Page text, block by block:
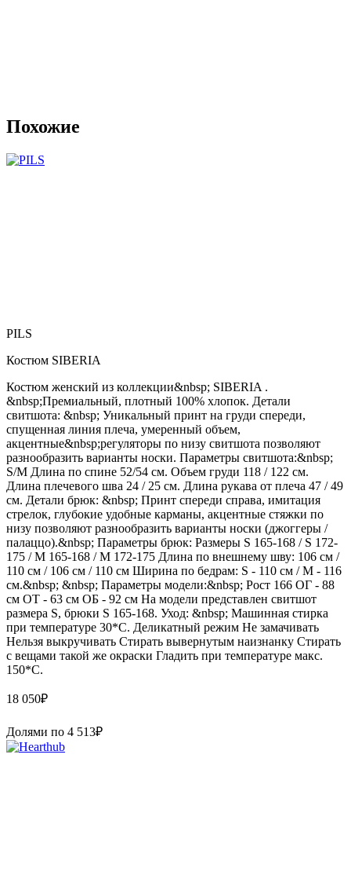
Похожие
PILS
Костюм SIBERIA
Костюм женский из коллекции&nbsp; SIBERIA .
&nbsp;Премиальный, плотный 100% хлопок. Детали
свитшота: &nbsp; Уникальный принт на груди спереди,
спущенная линия плеча, умеренный объем,
акцентные&nbsp;регуляторы по низу свитшота позволяют
разнообразить варианты носки. Параметры свитшота:&nbsp;
S/M Длина по спине 52/54 см. Объем груди 118 / 122 см.
Длина плечевого шва 24 / 25 см. Длина рукава от плеча 47 / 49
см. Детали брюк: &nbsp; Принт спереди справа, имитация
стрелок, глубокие удобные карманы, акцентные стяжки по
низу позволяют разнообразить варианты носки (джоггеры /
палаццо).&nbsp; Параметры брюк: Размеры S 165-168 / S 172-
175 / М 165-168 / М 172-175 Длина по внешнему шву: 106 см /
110 см / 106 см / 110 см Ширина по бедрам: S - 110 см / М - 116
см.&nbsp; &nbsp; Параметры модели:&nbsp; Рост 166 ОГ - 88
см ОТ - 63 см ОБ - 92 см На модели представлен свитшот
размера S, брюки S 165-168. Уход: &nbsp; Машинная стирка
при температуре 30*С. Деликатный режим Не замачивать
Нельзя выкручивать Стирать вывернутым наизнанку Стирать
с вещами такой же окраски Гладить при температуре макс.
150*С.
18 050₽
Долями по 4 513₽